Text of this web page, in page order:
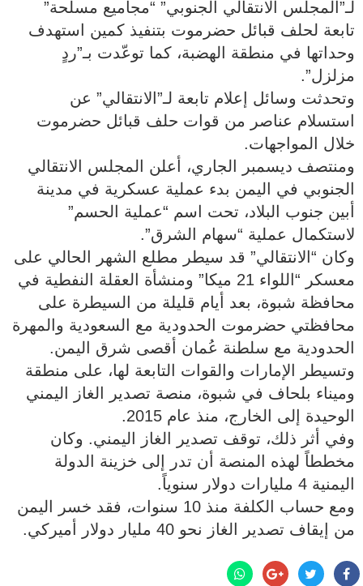
لـ”المجلس الانتقالي الجنوبي” “مجاميع مسلحة”
تابعة لحلف قبائل حضرموت بتنفيذ كمين استهدف
وحداتها في منطقة الهضبة، كما توعّدت بـ”ردٍ
مزلزل”.
وتحدثت وسائل إعلام تابعة لـ”الانتقالي” عن
استسلام عناصر من قوات حلف قبائل حضرموت
خلال المواجهات.
ومنتصف ديسمبر الجاري، أعلن المجلس الانتقالي
الجنوبي في اليمن بدء عملية عسكرية في مدينة
أبين جنوب البلاد، تحت اسم “عملية الحسم”
لاستكمال عملية “سهام الشرق”.
وكان “الانتقالي” قد سيطر مطلع الشهر الحالي على
معسكر “اللواء 21 ميكا” ومنشأة العقلة النفطية في
محافظة شبوة، بعد أيام قليلة من السيطرة على
محافظتي حضرموت الحدودية مع السعودية والمهرة
الحدودية مع سلطنة عُمان أقصى شرق اليمن.
وتسيطر الإمارات والقوات التابعة لها، على منطقة
وميناء بلحاف في شبوة، منصة تصدير الغاز اليمني
الوحيدة إلى الخارج، منذ عام 2015.
وفي أثر ذلك، توقف تصدير الغاز اليمني. وكان
مخططاً لهذه المنصة أن تدر إلى خزينة الدولة
اليمنية 4 مليارات دولار سنوياً.
ومع حساب الكلفة منذ 10 سنوات، فقد خسر اليمن
من إيقاف تصدير الغاز نحو 40 مليار دولار أميركي.